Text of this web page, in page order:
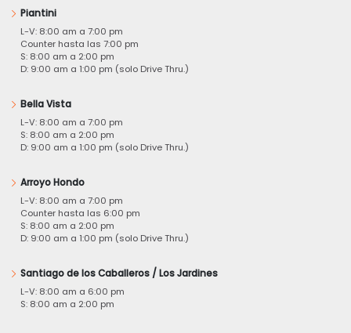
Piantini
L-V: 8:00 am a 7:00 pm
Counter hasta las 7:00 pm
S: 8:00 am a 2:00 pm
D: 9:00 am a 1:00 pm (solo Drive Thru.)
Bella Vista
L-V: 8:00 am a 7:00 pm
S: 8:00 am a 2:00 pm
D: 9:00 am a 1:00 pm (solo Drive Thru.)
Arroyo Hondo
L-V: 8:00 am a 7:00 pm
Counter hasta las 6:00 pm
S: 8:00 am a 2:00 pm
D: 9:00 am a 1:00 pm (solo Drive Thru.)
Santiago de los Caballeros / Los Jardines
L-V: 8:00 am a 6:00 pm
S: 8:00 am a 2:00 pm